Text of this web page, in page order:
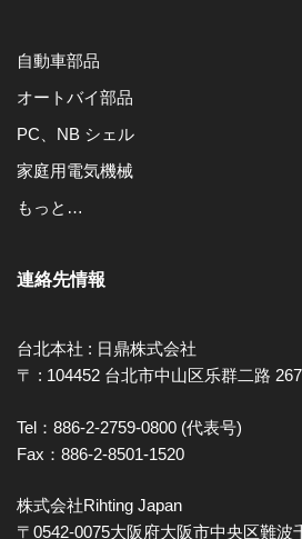
自動車部品
オートバイ部品
PC、NB シェル
家庭用電気機械
もっと…
連絡先情報
台北本社 : 日鼎株式会社
〒 : 104452 台北市中山区乐群二路
Tel：886-2-2759-0800 (代表号)
Fax：886-2-8501-1520
株式会社Rihting Japan
〒0542-0075大阪府大阪市中央区難波